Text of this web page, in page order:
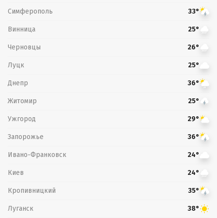
Симферополь 33°
Винница 25°
Черновцы 26°
Луцк 25°
Днепр 36°
Житомир 25°
Ужгород 29°
Запорожье 36°
Ивано-Франковск 24°
Киев 24°
Кропивницкий 35°
Луганск 38°